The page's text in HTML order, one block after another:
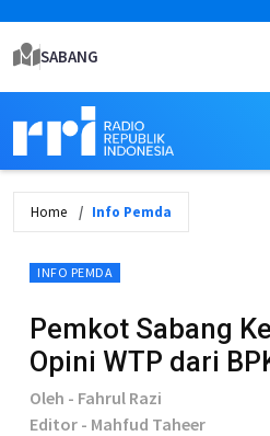
SABANG
Home Info Pemda
INFO PEMDA
Pemkot Sabang
Opini WTP dari
Oleh - Fahrul Razi
Editor - Mahfud Taheer